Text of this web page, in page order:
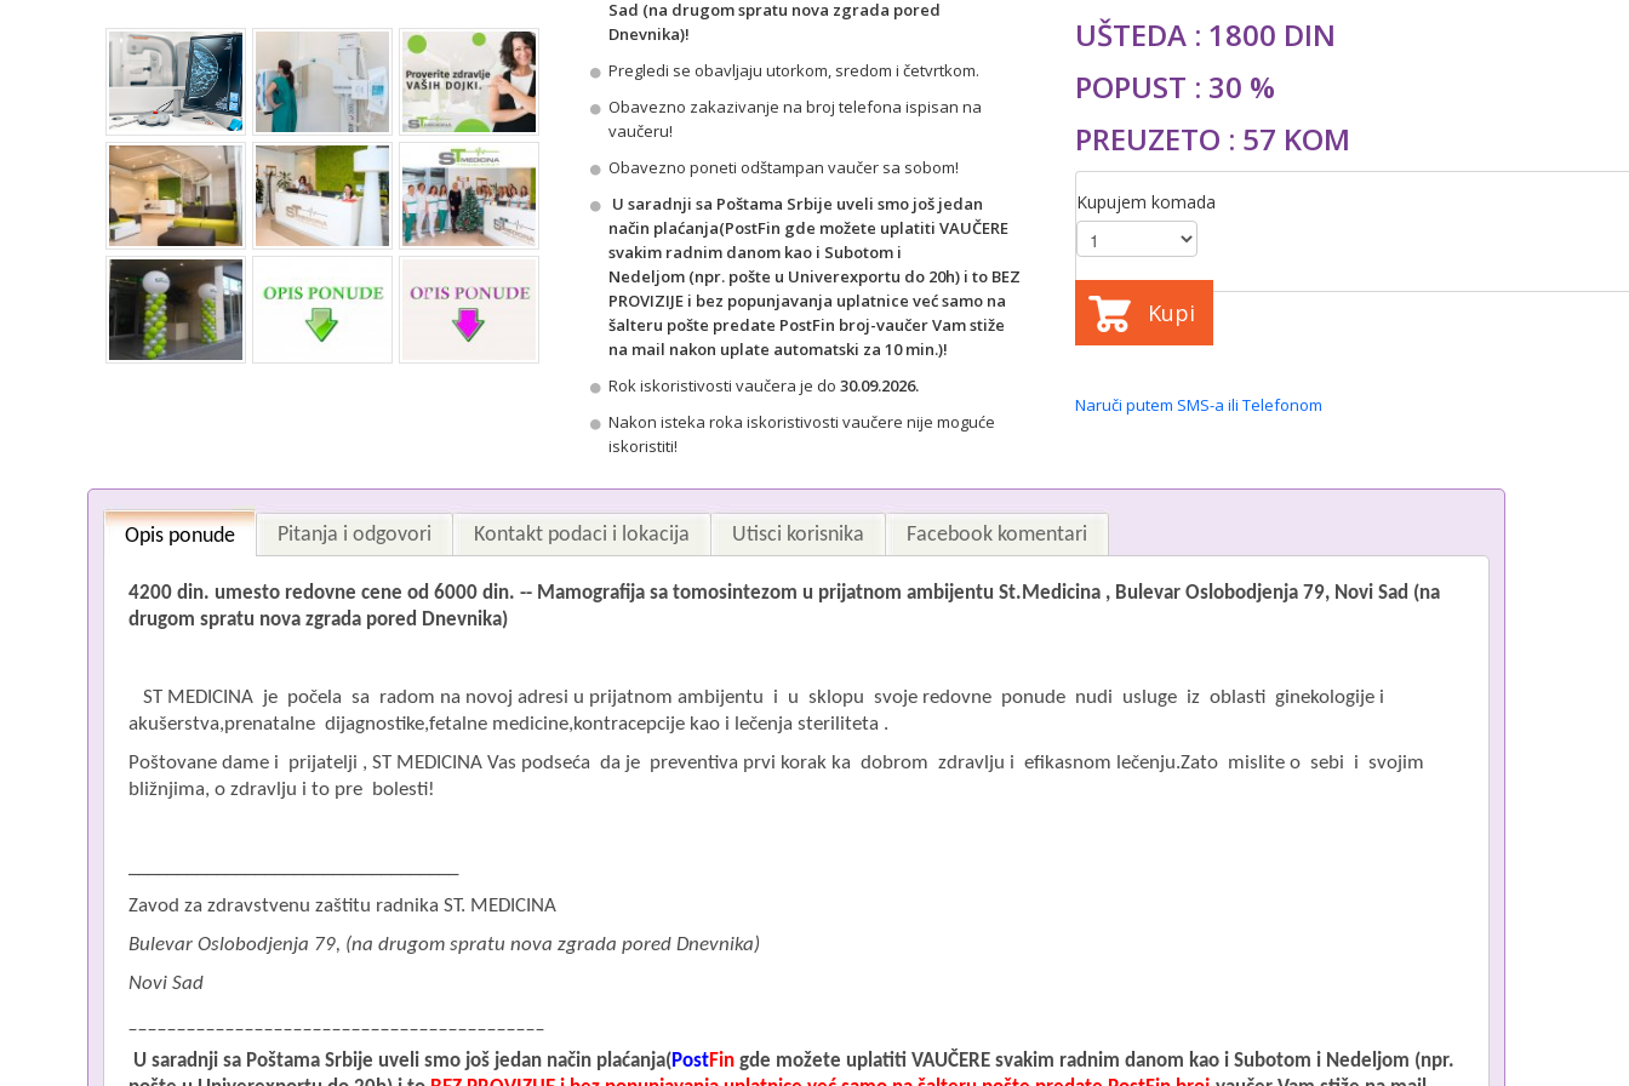
Sad (na drugom spratu nova zgrada pored
Dnevnika)!
Pregledi se obavljaju utorkom, sredom i četvrtkom.
Obavezno zakazivanje na broj telefona ispisan na
vaučeru!
Obavezno poneti odštampan vaučer sa sobom!
U saradnji sa Poštama Srbije uveli smo još jedan
način plaćanja(PostFin gde možete uplatiti VAUČERE
svakim radnim danom kao i Subotom i
Nedeljom (npr. pošte u Univerexportu do 20h) i to BEZ
PROVIZIJE i bez popunjavanja uplatnice već samo na
šalteru pošte predate PostFin broj-vaučer Vam stiže
na mail nakon uplate automatski za 10 min.)!
Rok iskoristivosti vaučera je do 30.09.2026.
Nakon isteka roka iskoristivosti vaučere nije moguće
iskoristiti!
UŠTEDA : 1800 DIN
POPUST : 30 %
PREUZETO : 57 KOM
Kupujem komada
Kupi
Naruči putem SMS-a ili Telefonom
Opis ponude Pitanja i odgovori Kontakt podaci i lokacija Utisci korisnika Facebook komentari
4200 din. umesto redovne cene od 6000 din. -- Mamografija sa tomosintezom u prijatnom ambijentu St.Medicina , Bulevar Oslobodjenja 79, Novi Sad (na
drugom spratu nova zgrada pored Dnevnika)
ST MEDICINA je počela sa radom na novoj adresi u prijatnom ambijentu i u sklopu svoje redovne ponude nudi usluge iz oblasti ginekologije i
akušerstva,prenatalne dijagnostike,fetalne medicine,kontracepcije kao i lečenja steriliteta .
Poštovane dame i prijatelji , ST MEDICINA Vas podseća da je preventiva prvi korak ka dobrom zdravlju i efikasnom lečenju.Zato mislite o sebi i svojim
bližnjima, o zdravlju i to pre bolesti!
Zavod za zdravstvenu zaštitu radnika ST. MEDICINA
Bulevar Oslobodjenja 79, (na drugom spratu nova zgrada pored Dnevnika)
Novi Sad
U saradnji sa Poštama Srbije uveli smo još jedan način plaćanja( PostFin gde možete uplatiti VAUČERE svakim radnim danom kao i Subotom i Nedeljom (npr.